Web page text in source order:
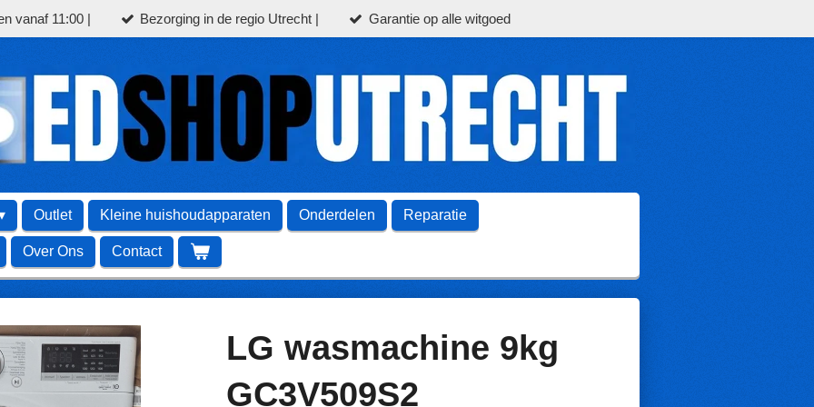
vanaf 11:00 | Bezorging in de regio Utrecht | Garantie op alle witgoed
Outlet Kleine huishoudapparaten Onderdelen Reparatie
Over Ons Contact
LG wasmachine 9kg
GC3V509S2